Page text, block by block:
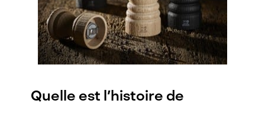
Quelle est l’histoire de